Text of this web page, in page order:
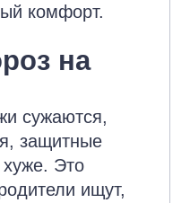
комфорт.
на
сужаются,
защитные
Это
ищут,